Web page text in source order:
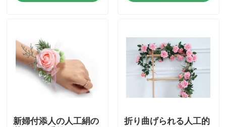
ケース
引用を要求
装飾的な人工的な草
新婦付添人の人工絹の
折り曲げられる人工的